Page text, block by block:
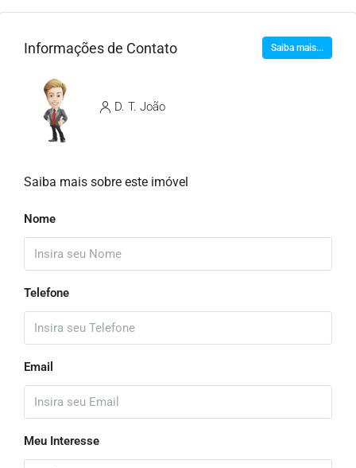
Informações de Contato Saiba mais...
D. T. João
Saiba mais sobre este imóvel
Nome
Telefone
Email
Meu Interesse